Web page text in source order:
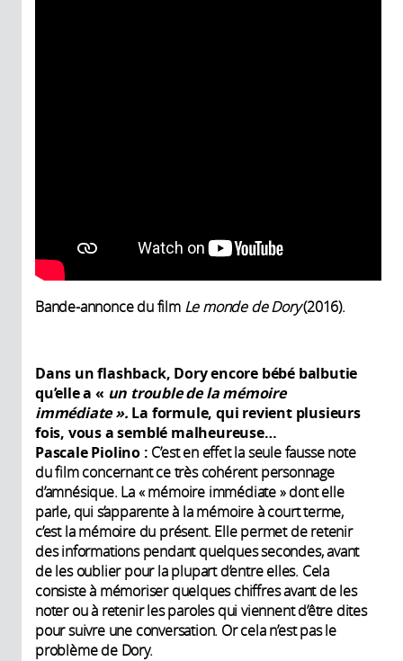
Bande-annonce du film Le monde de Dory(2016).
Dans un flashback, Dory encore bébé balbutie
qu’elle a « un trouble de la mémoire
immédiate ». La formule, qui revient plusieurs
fois, vous a semblé malheureuse…
Pascale Piolino : C’est en effet la seule fausse note
du film concernant ce très cohérent personnage
d’amnésique. La « mémoire immédiate » dont elle
parle, qui s’apparente à la mémoire à court terme,
c’est la mémoire du présent. Elle permet de retenir
des informations pendant quelques secondes, avant
de les oublier pour la plupart d’entre elles. Cela
consiste à mémoriser quelques chiffres avant de les
noter ou à retenir les paroles qui viennent d’être dites
pour suivre une conversation. Or cela n’est pas le
problème de Dory.